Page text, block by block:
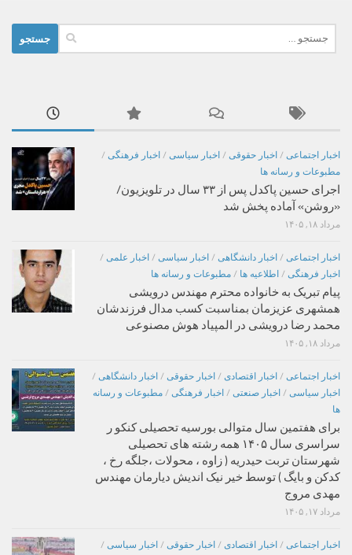
برای:
اخبار اجتماعی / اخبار حقوقی / اخبار سیاسی / اخبار فرهنگی /
مطبوعات و رسانه ها
اجرای حسین پاکدل پس از ۳۳ سال در تلویزیون/
«روشن» آماده پخش شد
مرداد ۱۸, ۱۴۰۵
اخبار اجتماعی / اخبار دانشگاهی / اخبار سیاسی / اخبار علمی /
اخبار فرهنگی / اطلاعیه ها / مطبوعات و رسانه ها
پیام تبریک به خانواده محترم مهندس درویشی
همشهری عزیزمان بمناسبت کسب مدال فرزندشان
محمد رضا درویشی در المپیاد هوش مصنوعی
مرداد ۱۸, ۱۴۰۵
اخبار اجتماعی / اخبار اقتصادی / اخبار حقوقی / اخبار دانشگاهی /
اخبار سیاسی / اخبار صنعتی / اخبار فرهنگی / مطبوعات و رسانه
ها
برای هفتمین سال متوالی بورسیه تحصیلی کنکو ر
سراسری سال ۱۴۰۵ همه رشته های تحصیلی
شهرستان تربت حیدریه ( زاوه ، محولات ،جلگه رخ ،
کدکن و بایگ ) توسط خیر نیک اندیش دیارمان مهندس
مهدی مروج
مرداد ۱۷, ۱۴۰۵
اخبار اجتماعی / اخبار اقتصادی / اخبار حقوقی / اخبار سیاسی /